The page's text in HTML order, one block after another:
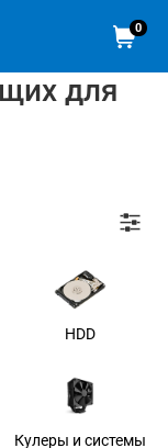
0
для
HDD
Кулеры и системы